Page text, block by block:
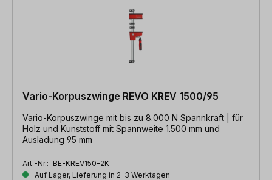
Vario-Korpuszwinge REVO KREV 1500/95
Vario-Korpuszwinge mit bis zu 8.000 N Spannkraft | für
Holz und Kunststoff mit Spannweite 1.500 mm und
Ausladung 95 mm
Art.-Nr.: BE-KREV150-2K
Auf Lager, Lieferung in 2-3 Werktagen